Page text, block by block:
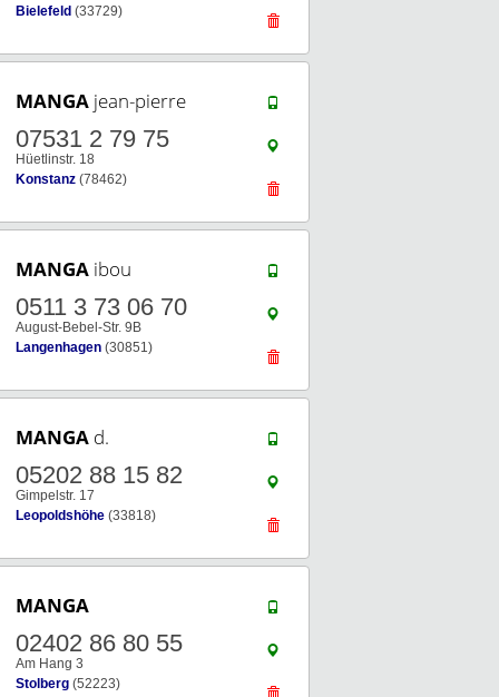
Bielefeld (33729)
MANGA jean-pierre
07531 2 79 75
Hüetlinstr. 18
Konstanz (78462)
MANGA ibou
0511 3 73 06 70
August-Bebel-Str. 9B
Langenhagen (30851)
MANGA d.
05202 88 15 82
Gimpelstr. 17
Leopoldshöhe (33818)
MANGA
02402 86 80 55
Am Hang 3
Stolberg (52223)